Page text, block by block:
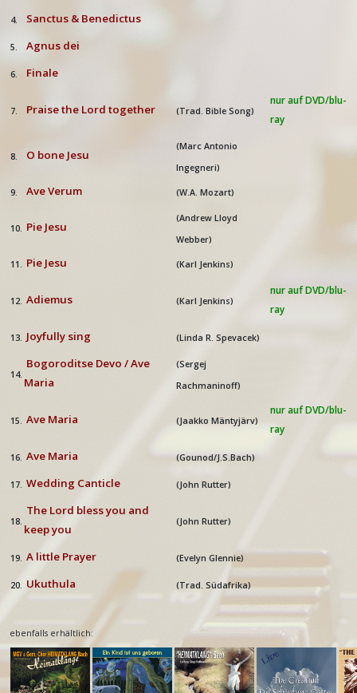
4. Sanctus & Benedictus
5. Agnus dei
6. Finale
7. Praise the Lord together (Trad. Bible Song)
nur auf DVD/blu-
ray
8. O bone Jesu
(Marc Antonio
Ingegneri)
9. Ave Verum (W.A. Mozart)
10. Pie Jesu
(Andrew Lloyd
Webber)
11. Pie Jesu (Karl Jenkins)
12. Adiemus (Karl Jenkins)
nur auf DVD/blu-
ray
13. Joyfully sing (Linda R. Spevacek)
14.
Bogoroditse Devo / Ave
Maria
(Sergej
Rachmaninoff)
15. Ave Maria (Jaakko Mäntyjärv)
nur auf DVD/blu-
ray
16. Ave Maria (Gounod/J.S.Bach)
17. Wedding Canticle (John Rutter)
18.
The Lord bless you and
keep you
(John Rutter)
19. A little Prayer (Evelyn Glennie)
20. Ukuthula (Trad. Südafrika)
ebenfalls erhältlich: